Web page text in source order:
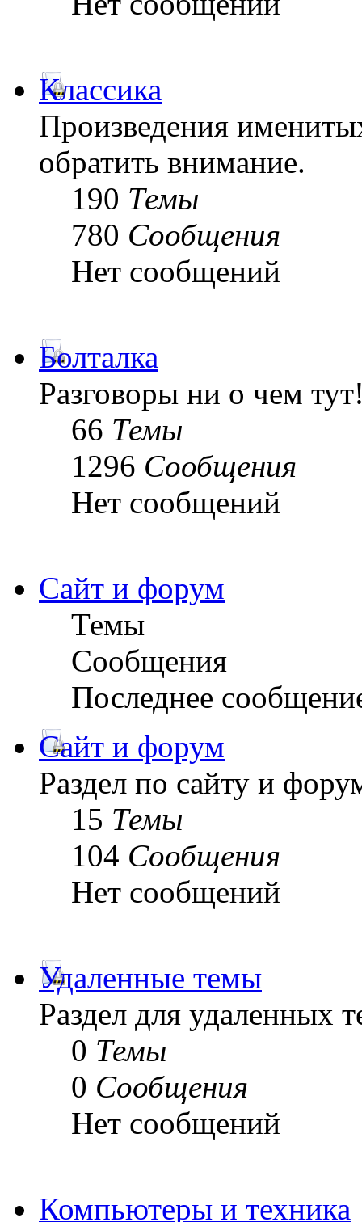
Классика
Произведения
обратить внимание.
190 Темы
780 Сообщения
Нет сообщений
Болталка
Разговоры ни о чем
66 Темы
1296 Сообщения
Нет сообщений
Сайт и форум
Темы
Сообщения
Последнее
Сайт и форум
Раздел по сайту и
15 Темы
104 Сообщения
Нет сообщений
Удаленные темы
Раздел для удаленных
0 Темы
0 Сообщения
Нет сообщений
Компьютеры и техника